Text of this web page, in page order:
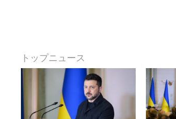
トップニュース